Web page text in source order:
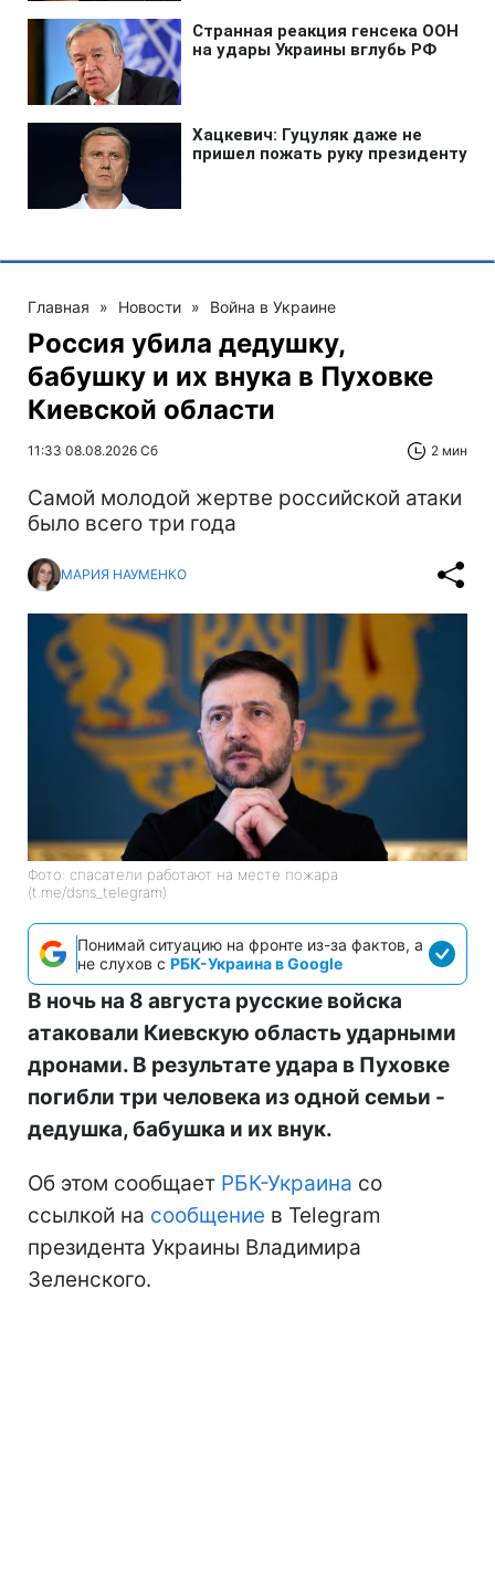
Главная » Новости » Война в Украине
Россия убила дедушку,
бабушку и их внука в Пуховке
Киевской области
11:33 08.08.2026 Сб 2 мин
Самой молодой жертве российской атаки
было всего три года
МАРИЯ НАУМЕНКО
Фото: спасатели работают на месте пожара
(t.me/dsns_telegram)
Понимай ситуацию на фронте из-за фактов, а
не слухов с РБК-Украина в Google
В ночь на 8 августа русские войска
атаковали Киевскую область ударными
дронами. В результате удара в Пуховке
погибли три человека из одной семьи -
дедушка, бабушка и их внук.
Об этом сообщает РБК-Украина со
ссылкой на сообщение в Telegram
президента Украины Владимира
Зеленского.